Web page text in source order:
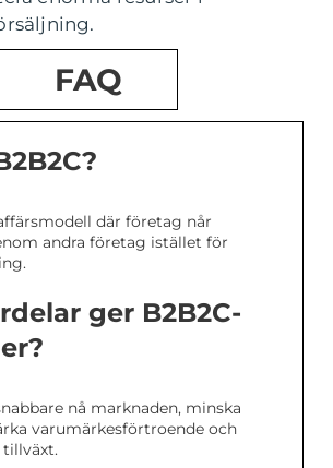
FAQ
där företag når
andra företag istället för
ger B2B2C-
nå marknaden, minska
varumärkesförtroende och
tillväxt.